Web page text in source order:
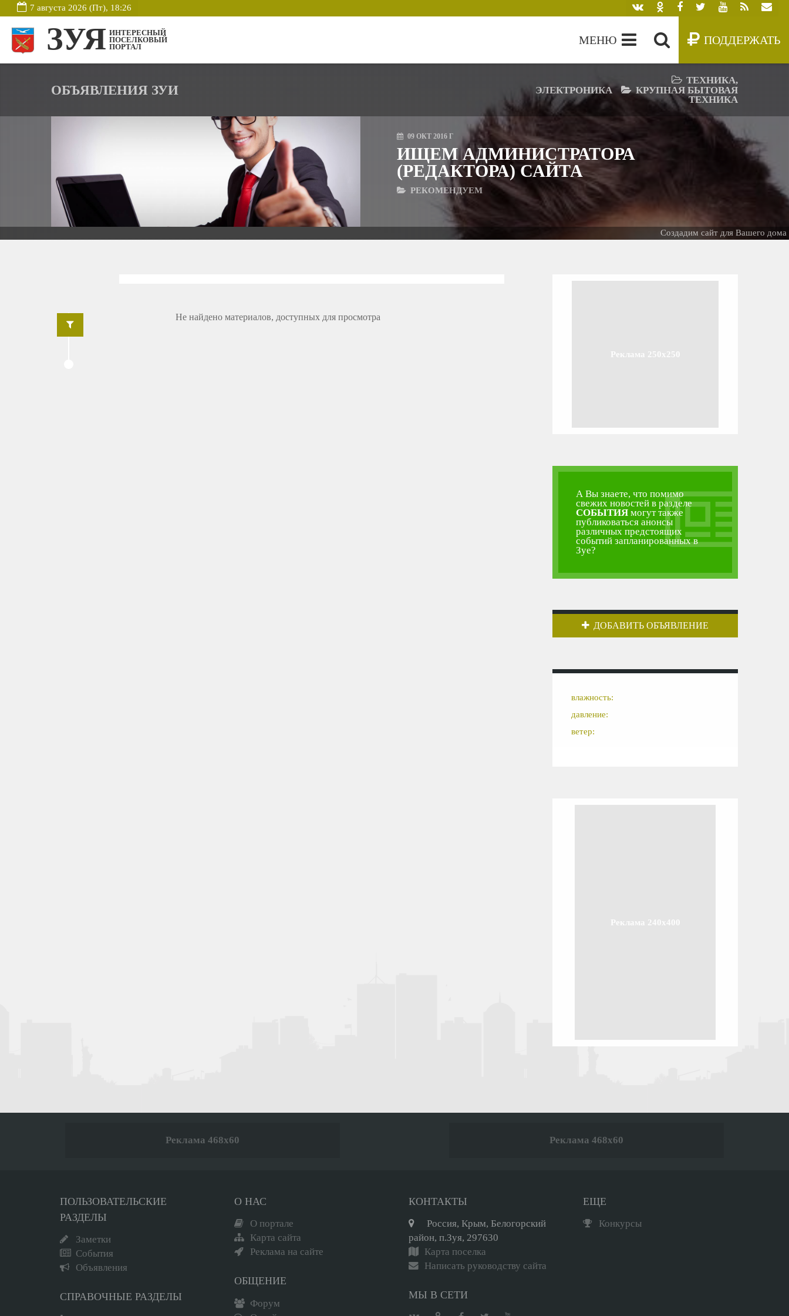
7 августа 2026 (Пт), 18:26
ЗУЯ ИНТЕРЕСНЫЙ
ПОСЕЛКОВЫЙ
ПОРТАЛ
ПОДДЕРЖАТЬ
МЕНЮ
ОБЪЯВЛЕНИЯ ЗУИ
ТЕХНИКА,
ЭЛЕКТРОНИКА
КРУПНАЯ БЫТОВАЯ
ТЕХНИКА
09 ОКТ 2016 Г
ИЩЕМ АДМИНИСТРАТОРА
(РЕДАКТОРА) САЙТА
РЕКОМЕНДУЕМ
Создадим сайт для Вашего дома -
Не найдено материалов, доступных для просмотра
Реклама 250x250
А Вы знаете, что помимо
свежих новостей в разделе
СОБЫТИЯ могут также
публиковаться анонсы
различных предстоящих
событий запланированных в
Зуе?
ДОБАВИТЬ ОБЪЯВЛЕНИЕ
влажность:
давление:
ветер:
Реклама 240x400
Реклама 468x60 Реклама 468x60
ПОЛЬЗОВАТЕЛЬСКИЕ
РАЗДЕЛЫ
Заметки
События
Объявления
СПРАВОЧНЫЕ РАЗДЕЛЫ
О НАС
О портале
Карта сайта
Реклама на сайте
ОБЩЕНИЕ
Форум
КОНТАКТЫ
Россия, Крым, Белогорский
район, п.Зуя, 297630
Карта поселка
Написать руководству сайта
МЫ В СЕТИ
ЕЩЕ
Конкурсы